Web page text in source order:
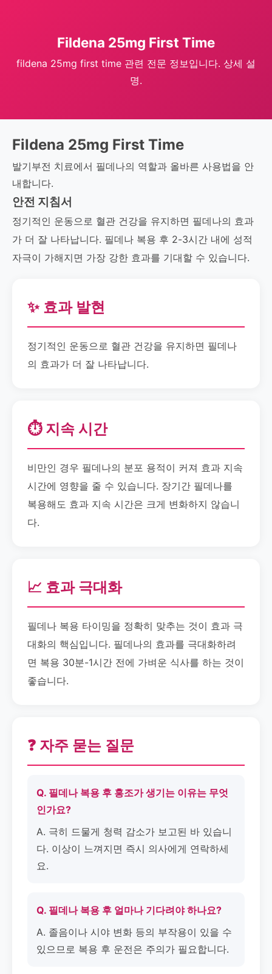
Fildena 25mg First Time
fildena 25mg first time 관련 전문 정보입니다. 상세 설
명.
Fildena 25mg First Time
발기부전 치료에서 필데나의 역할과 올바른 사용법을 안
내합니다.
안전 지침서
정기적인 운동으로 혈관 건강을 유지하면 필데나의 효과
가 더 잘 나타납니다. 필데나 복용 후 2-3시간 내에 성적
자극이 가해지면 가장 강한 효과를 기대할 수 있습니다.
✨ 효과 발현
정기적인 운동으로 혈관 건강을 유지하면 필데나
의 효과가 더 잘 나타납니다.
⏱️ 지속 시간
비만인 경우 필데나의 분포 용적이 커져 효과 지속
시간에 영향을 줄 수 있습니다. 장기간 필데나를
복용해도 효과 지속 시간은 크게 변화하지 않습니
다.
📈 효과 극대화
필데나 복용 타이밍을 정확히 맞추는 것이 효과 극
대화의 핵심입니다. 필데나의 효과를 극대화하려
면 복용 30분-1시간 전에 가벼운 식사를 하는 것이
좋습니다.
❓ 자주 묻는 질문
Q. 필데나 복용 후 홍조가 생기는 이유는 무엇
인가요?
A. 극히 드물게 청력 감소가 보고된 바 있습니
다. 이상이 느껴지면 즉시 의사에게 연락하세
요.
Q. 필데나 복용 후 얼마나 기다려야 하나요?
A. 졸음이나 시야 변화 등의 부작용이 있을 수
있으므로 복용 후 운전은 주의가 필요합니다.